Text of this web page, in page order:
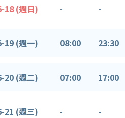
18 (週日) - -
19 (週一) 08:00 23:30
20 (週二) 07:00 17:00
21 (週三) - -